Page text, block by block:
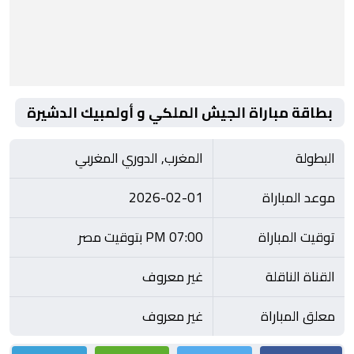
بطاقة مباراة الجيش الملكي و أولمبيك الدشيرة
البطولة
المغرب, الدوري المغربي
موعد المباراة
2026-02-01
توقيت المباراة
07:00 PM بتوقيت مصر
القناة الناقلة
غير معروف
معلق المباراة
غير معروف